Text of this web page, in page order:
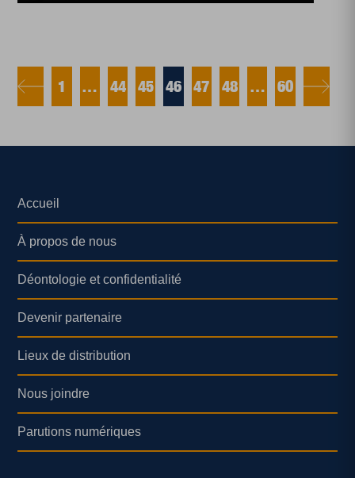
1 … 44 45 46 47 48 … 60
Accueil
À propos de nous
Déontologie et confidentialité
Devenir partenaire
Lieux de distribution
Nous joindre
Parutions numériques